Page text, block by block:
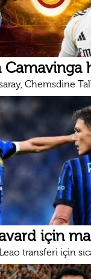
Camavinga
Chemsdine
için
transferi için